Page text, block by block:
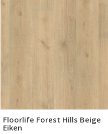
Floorlife Forest Hills Beige
Eiken